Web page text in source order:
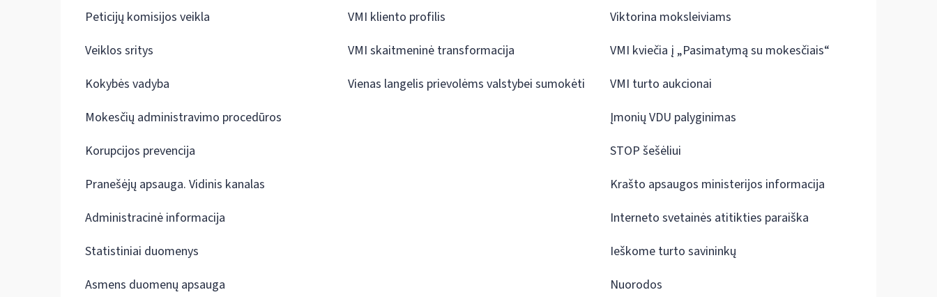
Peticijų komisijos veikla
Veiklos sritys
Kokybės vadyba
Mokesčių administravimo procedūros
Korupcijos prevencija
Pranešėjų apsauga. Vidinis kanalas
Administracinė informacija
Statistiniai duomenys
Asmens duomenų apsauga
VMI kliento profilis
VMI skaitmeninė transformacija
Vienas langelis prievolėms valstybei sumokėti
Viktorina moksleiviams
VMI kviečia į „Pasimatymą su mokesčiais“
VMI turto aukcionai
Įmonių VDU palyginimas
STOP šešėliui
Krašto apsaugos ministerijos informacija
Interneto svetainės atitikties paraiška
Ieškome turto savininkų
Nuorodos